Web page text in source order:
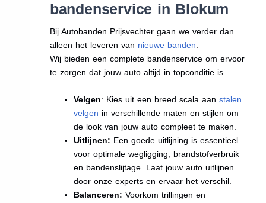
bandenservice in Blokum
Bij Autobanden Prijsvechter gaan we verder dan
alleen het leveren van nieuwe banden.
Wij bieden een complete bandenservice om ervoor
te zorgen dat jouw auto altijd in topconditie is.
Velgen: Kies uit een breed scala aan stalen
velgen in verschillende maten en stijlen om
de look van jouw auto compleet te maken.
Uitlijnen: Een goede uitlijning is essentieel
voor optimale wegligging, brandstofverbruik
en bandenslijtage. Laat jouw auto uitlijnen
door onze experts en ervaar het verschil.
Balanceren: Voorkom trillingen en